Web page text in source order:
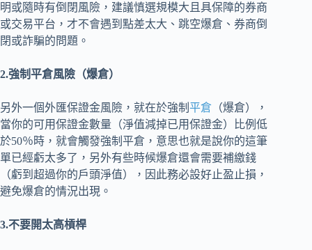
明或隨時有倒閉風險，建議慎選規模大且具保障的券商
或交易平台，才不會遇到點差太大、跳空爆倉、券商倒
閉或詐騙的問題。
2.強制平倉風險（爆倉）
另外一個外匯保證金風險，就在於強制 平倉 （爆倉），
當你的可用保證金數量（淨值減掉已用保證金）比例低
於50％時，就會觸發強制平倉，意思也就是說你的這筆
單已經虧太多了，另外有些時候爆倉還會需要補繳錢
（虧到超過你的戶頭淨值），因此務必設好止盈止損，
避免爆倉的情況出現。
3.不要開太高槓桿